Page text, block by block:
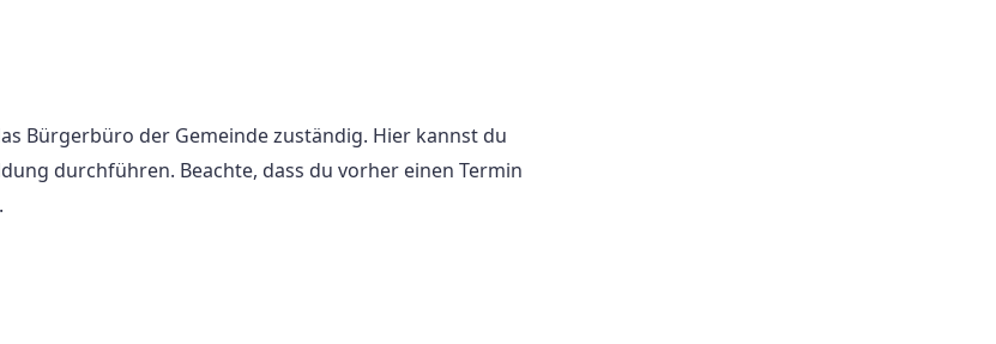
Bürgerbüro der Gemeinde zuständig. Hier kannst du
durchführen. Beachte, dass du vorher einen Termin